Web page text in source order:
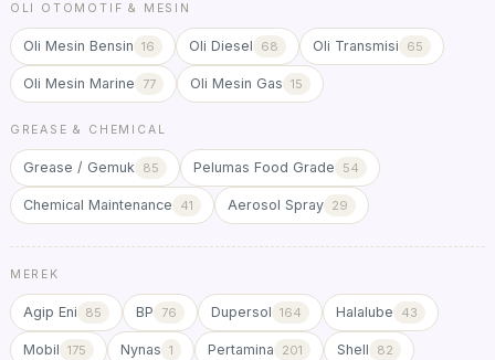
OLI OTOMOTIF & MESIN
Oli Mesin Bensin 16 Oli Diesel 68 Oli Transmisi 65
Oli Mesin Marine 77 Oli Mesin Gas 15
GREASE & CHEMICAL
Grease / Gemuk 85 Pelumas Food Grade 54
Chemical Maintenance 41 Aerosol Spray 29
MEREK
Agip Eni 85 BP 76 Dupersol 164 Halalube 43
Mobil 175 Nynas 1 Pertamina 201 Shell 82